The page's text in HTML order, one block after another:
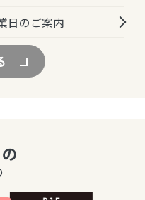
日のご案内